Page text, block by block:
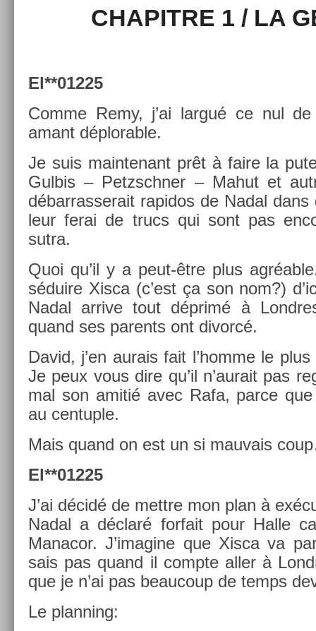
CHAPIT­RE 1 / LA
El**01225
Comme Remy, j’ai largué ce nul
amant déplor­able.
Je suis main­tenant prêt à faire la
Gul­bis – Petzschn­er – Mahut et
débar­rasserait rapidos de Nadal
leur ferai de trucs qui sont pas
sutra.
Quoi qu’il y a peut-être plus
séduire Xisca (c’est ça son nom?)
Nadal ar­rive tout déprimé à
quand ses parents ont di­vorcé.
David, j’en aurais fait l’homme le
Je peux vous dire qu’il n’aurait pas
mal son amitié avec Rafa, parce que
au cen­tu­ple.
Mais quand on est un si mauvais
El**01225
J’ai décidé de mettre mon plan à
Nadal a déclaré for­fait pour Halle
Man­acor. J’imagine que Xisca va
sais pas quand il com­pte aller à
que je n’ai pas be­aucoup de temps
Le plann­ing: